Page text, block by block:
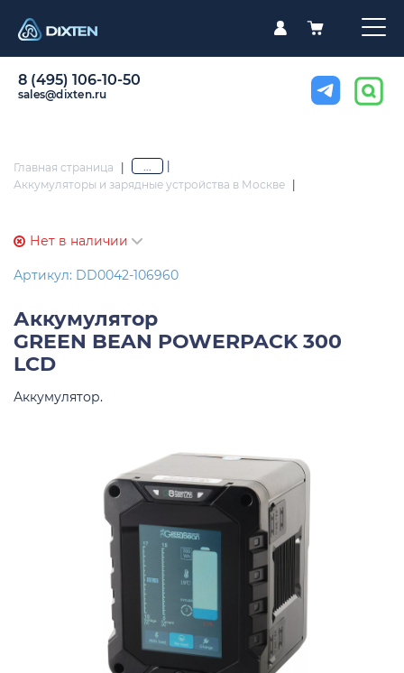
8 (495) 106-10-50
sales@dixten.ru
Главная страница | ...
Аккумуляторы и зарядные устройства в Москве
Нет в наличии
Артикул: DD0042-106960
Аккумулятор
GREEN BEAN POWERPACK 300
LCD
Аккумулятор.